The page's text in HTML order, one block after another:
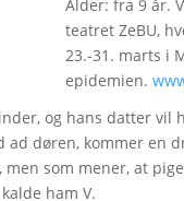
Alder: fra 9 år.
teatret ZeBU,
23.-31. marts i
epidemien.
og hans datter vil
ad døren, kommer en
men som mener, at
ham V.